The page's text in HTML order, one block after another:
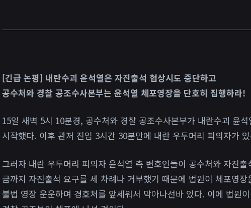
[긴급 논평] 내란수괴 윤석열은 자진출석 협상시도 중단하고
공수처와 경찰 공조수사본부는 윤석열 체포영장을 단호히 집행하라!
15일 새벽 5시 10분경, 공수처와 경찰 공조수사본부가 내란수괴 윤
시작했다. 이후 관저 진입 3시간 30분만에 내란 우두머리 피의자가
그러자 내란 우두머리 피의자 윤석열 측 변호인들이 공수처와 자진
금까지 자진출석 요구를 세 차례나 거부했기 때문에 법원이 체포영
불법 영장 운운하며 경호처를 앞세워서 막아나선바 있다. 이에 법원